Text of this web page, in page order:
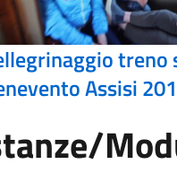
treno
Assisi